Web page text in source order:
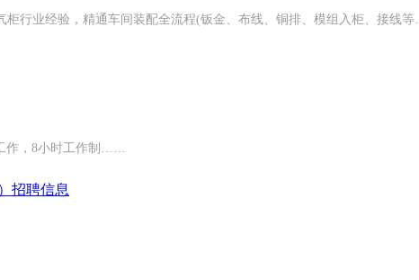
柜行业经验，精通车间装配全流程(钣金、布线、铜排、模组入柜、接线
作，8小时工作制……
招聘信息